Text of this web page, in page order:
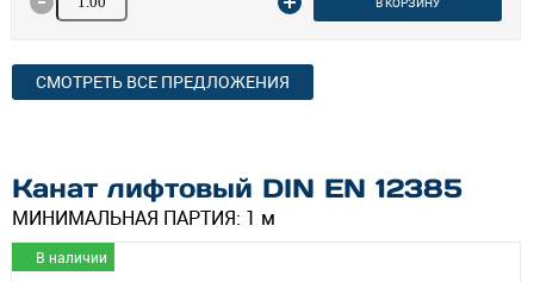
СМОТРЕТЬ ВСЕ ПРЕДЛОЖЕНИЯ
Канат лифтовый DIN EN 12385
МИНИМАЛЬНАЯ ПАРТИЯ: 1 м
В наличии